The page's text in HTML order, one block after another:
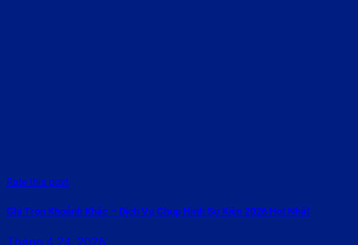
Rate this post
Ghi Trọn Khoảnh Khắc – Dịch Vụ Chụp Hình Sự Kiện 2026 Hot Nhất